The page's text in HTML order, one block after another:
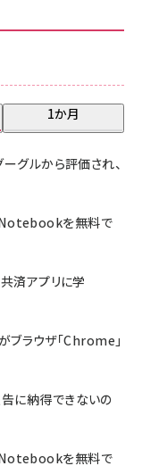
1か月
グルから評価され、
を無料で
済アプリに学
ラウザ「Chrome」
に納得できないの
を無料で